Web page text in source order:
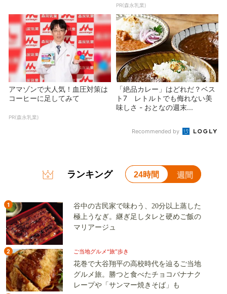
PR(森永乳業)
アマゾンで大人気！血圧対策は
コーヒーに足してみて
PR(森永乳業)
「絶品カレー」はどれだ？ベス
ト7 レトルトでも侮れない美
味しさ - おとなの週末...
Recommended by
ランキング 24時間 週間
1
谷中の古民家で味わう、20分以上蒸した
極上うなぎ。継ぎ足しタレと硬めご飯の
マリアージュ
2 ご当地グルメ“旅”歩き
花巻で大谷翔平の高校時代を辿るご当地
グルメ旅。勝つと食べたチョコバナナク
レープや「サンマー焼きそば」も